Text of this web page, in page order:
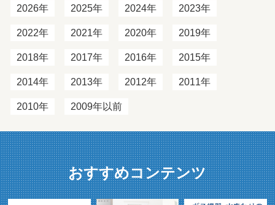
2026年 2025年 2024年 2023年
2022年 2021年 2020年 2019年
2018年 2017年 2016年 2015年
2014年 2013年 2012年 2011年
2010年 2009年以前
おすすめコンテンツ